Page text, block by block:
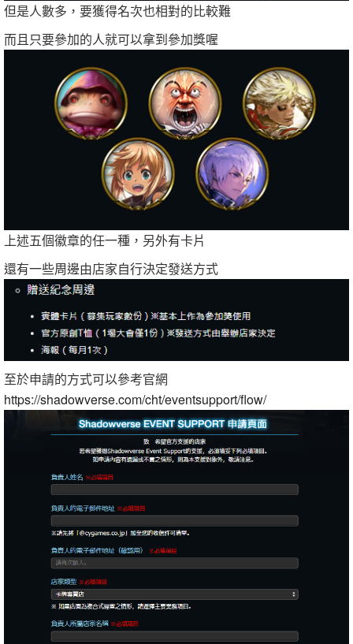
但是人數多，要獲得名次也相對的比較難
而且只要參加的人就可以拿到參加獎喔
上述五個徽章的任一種，另外有卡片
還有一些周邊由店家自行決定發送方式
至於申請的方式可以參考官網
https://shadowverse.com/cht/eventsupport/flow/